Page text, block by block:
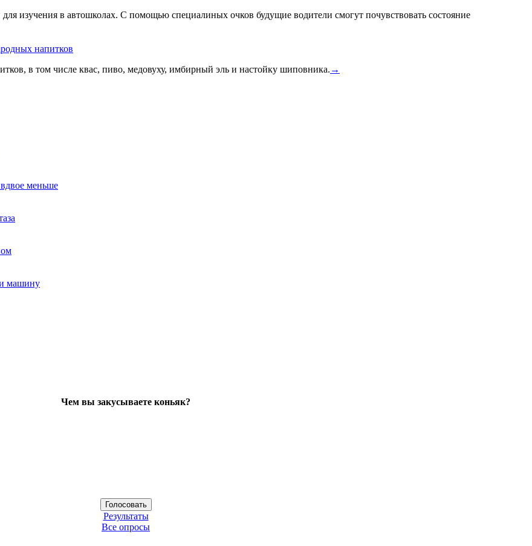
изучения в автошколах. С помощью специалиных очков будущие водители смогут почувствовать состояние
напитков
в том числе квас, пиво, медовуху, имбирный эль и настойку шиповника. →
меньше
машину
Чем вы закусываете коньяк?
Результаты
Все опросы